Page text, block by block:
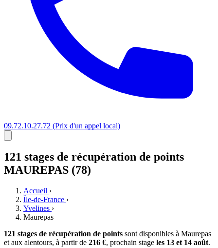
09.72.10.27.72 (Prix d'un appel local)
121 stages de récupération de points
MAUREPAS (78)
Accueil ›
Île-de-France ›
Yvelines ›
Maurepas
121 stages de récupération de points sont disponibles à Maurepas
et aux alentours, à partir de 216 €, prochain stage les 13 et 14 août.